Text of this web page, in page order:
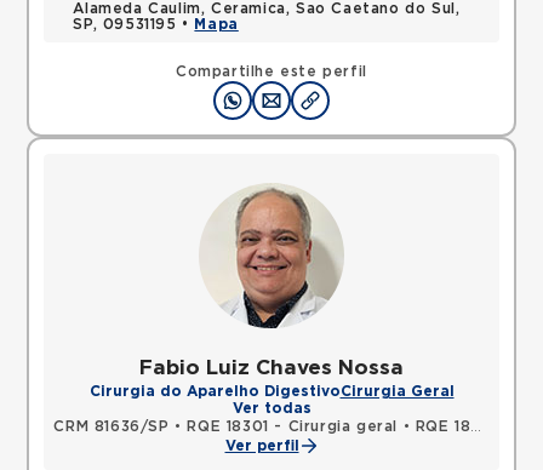
Compartilhe este perfil
Alameda Caulim, Ceramica, Sao Caetano do Sul,
SP, 09531195 •
Mapa
Fabio Luiz Chaves Nossa
Cirurgia do Aparelho DigestivoCirurgia Geral
Ver todas
CRM 81636/SP • RQE 18301 - Cirurgia geral •
RQE 18302 - Proctologia
Ver perfil